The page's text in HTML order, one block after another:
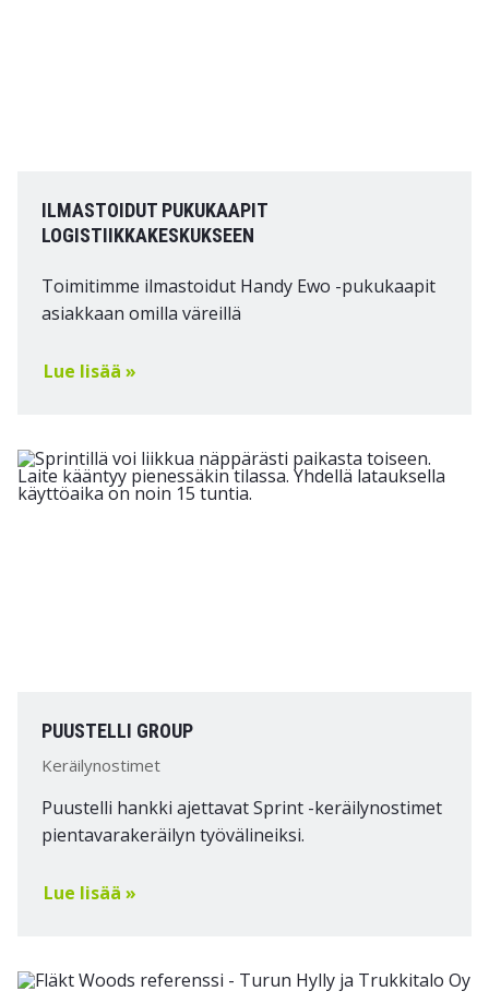
ILMASTOIDUT PUKUKAAPIT
LOGISTIIKKAKESKUKSEEN
Toimitimme ilmastoidut Handy Ewo -pukukaapit
asiakkaan omilla väreillä
Lue lisää »
PUUSTELLI GROUP
Keräilynostimet
Puustelli hankki ajettavat Sprint -keräilynostimet
pientavarakeräilyn työvälineiksi.
Lue lisää »